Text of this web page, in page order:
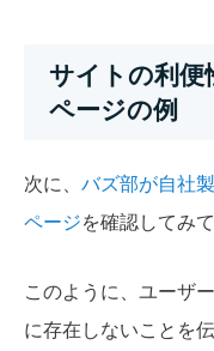
サイトの利便
ページの例
次に、 バズ部が自社
ページを確認してみ
このように、ユーザ
に存在しないことを